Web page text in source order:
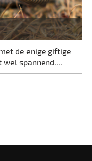
de enige giftige
spannend....